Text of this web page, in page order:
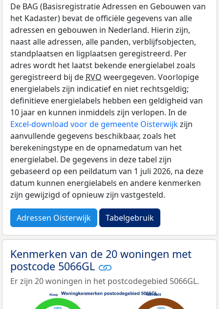
De BAG (Basisregistratie Adressen en Gebouwen van
het Kadaster) bevat de officiële gegevens van alle
adressen en gebouwen in Nederland. Hierin zijn,
naast alle adressen, alle panden, verblijfsobjecten,
standplaatsen en ligplaatsen geregistreerd. Per
adres wordt het laatst bekende energielabel zoals
geregistreerd bij de RVO weergegeven. Voorlopige
energielabels zijn indicatief en niet rechtsgeldig;
definitieve energielabels hebben een geldigheid van
10 jaar en kunnen inmiddels zijn verlopen. In de
Excel-download voor de gemeente Oisterwijkzijn
aanvullende gegevens beschikbaar, zoals het
berekeningstype en de opnamedatum van het
energielabel. De gegevens in deze tabel zijn
gebaseerd op een peildatum van 1 juli 2026, na deze
datum kunnen energielabels en andere kenmerken
zijn gewijzigd of opnieuw zijn vastgesteld.
Adressen Oisterwijk Tabelgebruik
Kenmerken van de 20 woningen met
postcode 5066GL
Er zijn 20 woningen in het postcodegebied 5066GL.